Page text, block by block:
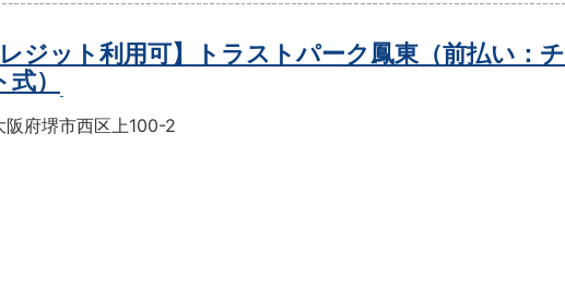
レジット利用可】トラストパーク鳳東（前払い：チ
）
阪府堺市西区上100-2